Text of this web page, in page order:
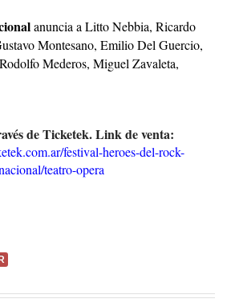
anuncia a Litto Nebbia, Ricardo
Montesano, Emilio Del Guercio,
Mederos, Miguel Zavaleta,
de Ticketek. Link de venta:
festival-heroes-del-rock-
teatro-opera